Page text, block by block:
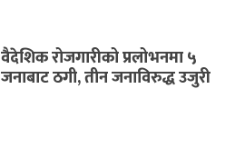
वैदेशिक रोजगारीको प्रलोभनमा ५
जनाबाट ठगी, तीन जनाविरुद्ध उजुरी